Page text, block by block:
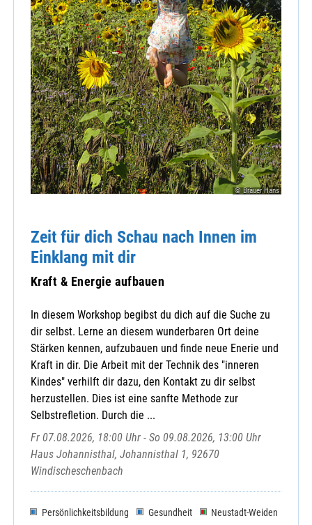
© Bräuer Hans
Zeit für dich Schau nach Innen im
Einklang mit dir
Kraft & Energie aufbauen
In diesem Workshop begibst du dich auf die Suche zu
dir selbst. Lerne an diesem wunderbaren Ort deine
Stärken kennen, aufzubauen und finde neue Enerie und
Kraft in dir. Die Arbeit mit der Technik des "inneren
Kindes" verhilft dir dazu, den Kontakt zu dir selbst
herzustellen. Dies ist eine sanfte Methode zur
Selbstrefletion. Durch die ...
Fr 07.08.2026, 18:00 Uhr - So 09.08.2026, 13:00 Uhr
Haus Johannisthal, Johannisthal 1, 92670
Windischeschenbach
Persönlichkeitsbildung Gesundheit
Neustadt-Weiden